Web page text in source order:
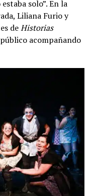
solo”. En la
Liliana Furio y
deHistorias
acompañando